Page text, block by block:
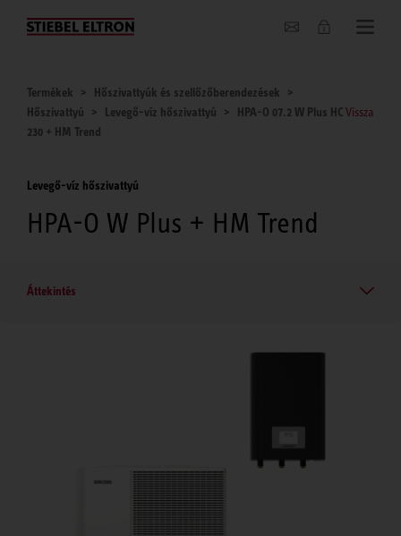
Hírek
Termékek
Hőszivattyúk és szellőzőberendezések
Hőszivattyú
Levegő-víz hőszivattyú
HPA-O 07.2 W Plus HC
230 + HM Trend
Vissza
Levegő-víz hőszivattyú
HPA-O W Plus + HM Trend
Áttekintés